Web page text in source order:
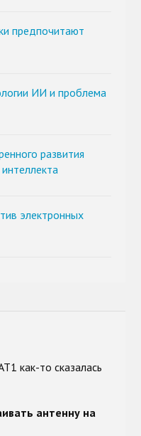
предпочитают
ИИ и проблема
развития
электронных
как-то сказалась
антенну на